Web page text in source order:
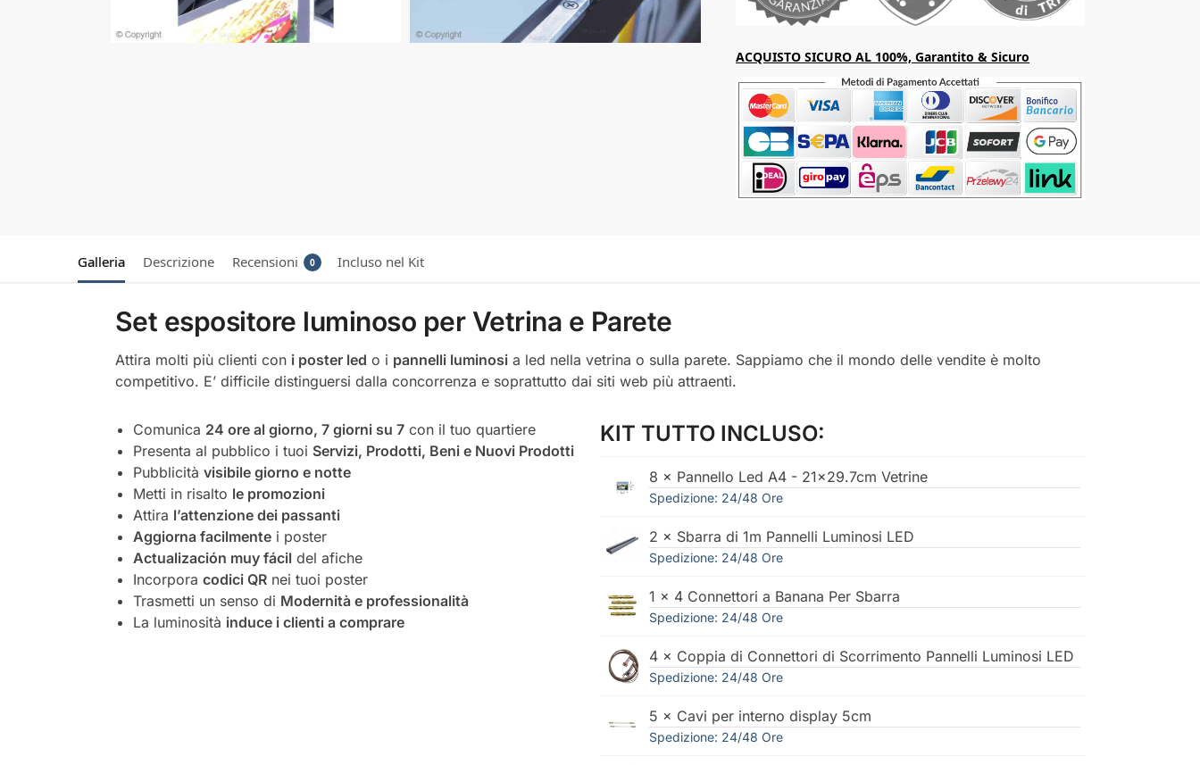
ACQUISTO SICURO AL 100%, Garantito & Sicuro
Galleria Descrizione Recensioni 0 Incluso nel Kit
Set espositore luminoso per Vetrina e Parete
Attira molti più clienti con i poster led o i pannelli luminosia led nella vetrina o sulla parete. Sappiamo che il mondo delle vendite è molto
competitivo. E’ difficile distinguersi dalla concorrenza e soprattutto dai siti web più attraenti.
Comunica 24 ore al giorno, 7 giorni su 7con il tuo quartiere
Presenta al pubblico i tuoi Servizi, Prodotti, Beni e Nuovi Prodotti
Pubblicità visibile giorno e notte
Metti in risalto le promozioni
Attira l’attenzione dei passanti
Aggiorna facilmentei poster
Actualización muy fácil del afiche
Incorpora codici QRnei tuoi poster
Trasmetti un senso di Modernità e professionalità
La luminosità induce i clienti a comprare
KIT TUTTO INCLUSO:
8 × Pannello Led A4 - 21x29.7cm Vetrine
Spedizione: 24/48 Ore
2 × Sbarra di 1m Pannelli Luminosi LED
Spedizione: 24/48 Ore
1 × 4 Connettori a Banana Per Sbarra
Spedizione: 24/48 Ore
4 × Coppia di Connettori di Scorrimento Pannelli Luminosi LED
Spedizione: 24/48 Ore
5 × Cavi per interno display 5cm
Spedizione: 24/48 Ore